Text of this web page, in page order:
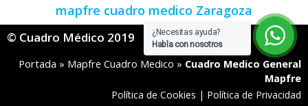
¿Necesitas ayuda?
Habla con nosotros
mapfre cuadro medico Zaragoza
© Cuadro Médico 2019
Portada » Mapfre Cuadro Medico » Cuadro Medico General
Mapfre
Política de Cookies | Política de Privacidad